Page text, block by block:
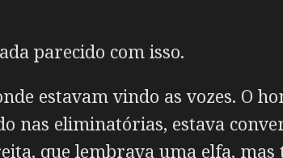
parecido com isso.
estavam vindo as vozes. O
nas eliminatórias, estava
que lembrava uma elfa,